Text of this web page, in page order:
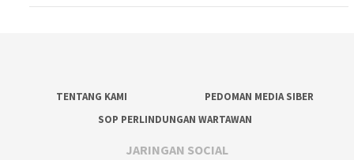
TENTANG KAMI
PEDOMAN MEDIA SIBER
SOP PERLINDUNGAN WARTAWAN
JARINGAN SOCIAL